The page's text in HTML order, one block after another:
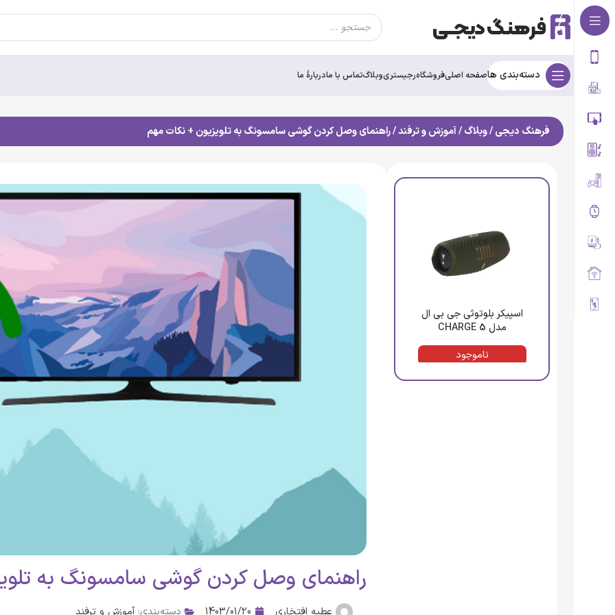
دسته‌بندی هاصفحه اصلیفروشگاهرجیستریوبلاگتماس با مادرباره‌ٔ ما
فرهنگ دیجی/وبلاگ/آموزش و ترفند/راهنمای وصل کردن گوشی سامسونگ به تلویزیون + نکات مهم
اسپیکر بلوتوثی جی بی ال
مدل CHARGE 5
ناموجود
اسپیکر بلوتوثی قابل حمل
جی بی ال مدل
Authentics 200
ناموجود
اسپیکر بلوتوثی قابل حمل
جی بی ال مدل
Authentics 300
ناموجود
راهنمای وصل کردن گوشی سامسونگ به
عطیه افتخاری 1403/01/20 دسته‌بندی: آموزش و ترفند